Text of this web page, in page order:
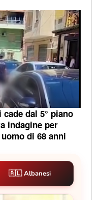
dal 5° piano
indagine per
di 68 anni
🇦🇱 Albanesi